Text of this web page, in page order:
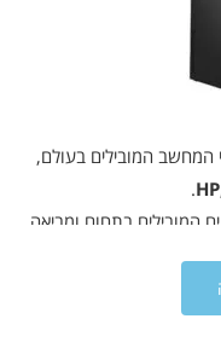
המחשב המובילים בעולם,
.
המובילים בתחום ומביאה
מרבית.
'כבדות' של גרפיקה